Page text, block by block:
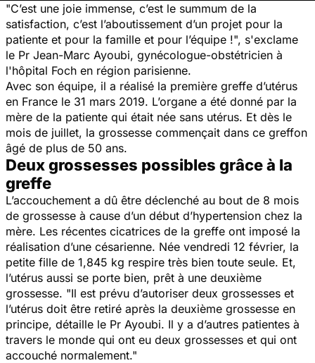
"C’est une joie immense, c’est le summum de la
satisfaction, c’est l’aboutissement d’un projet pour la
patiente et pour la famille et pour l’équipe !", s'exclame
le Pr Jean-Marc Ayoubi, gynécologue-obstétricien à
l'hôpital Foch en région parisienne.
Avec son équipe, il a réalisé la première greffe d’utérus
en France le 31 mars 2019. L’organe a été donné par la
mère de la patiente qui était née sans utérus. Et dès le
mois de juillet, la grossesse commençait dans ce greffon
âgé de plus de 50 ans.
Deux grossesses possibles grâce à la
greffe
L’accouchement a dû être déclenché au bout de 8 mois
de grossesse à cause d’un début d’hypertension chez la
mère. Les récentes cicatrices de la greffe ont imposé la
réalisation d’une césarienne. Née vendredi 12 février, la
petite fille de 1,845 kg respire très bien toute seule. Et,
l’utérus aussi se porte bien, prêt à une deuxième
grossesse. "Il est prévu d’autoriser deux grossesses et
l’utérus doit être retiré après la deuxième grossesse en
principe, détaille le Pr Ayoubi. Il y a d’autres patientes à
travers le monde qui ont eu deux grossesses et qui ont
accouché normalement."